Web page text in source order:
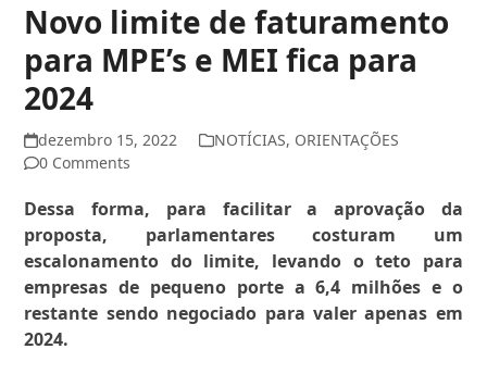
Novo limite de faturamento
para MPE’s e MEI fica para
2024
dezembro 15, 2022 NOTÍCIAS, ORIENTAÇÕES
0 Comments
Dessa forma, para facilitar a aprovação da
proposta, parlamentares costuram um
escalonamento do limite, levando o teto para
empresas de pequeno porte a 6,4 milhões e o
restante sendo negociado para valer apenas em
2024.